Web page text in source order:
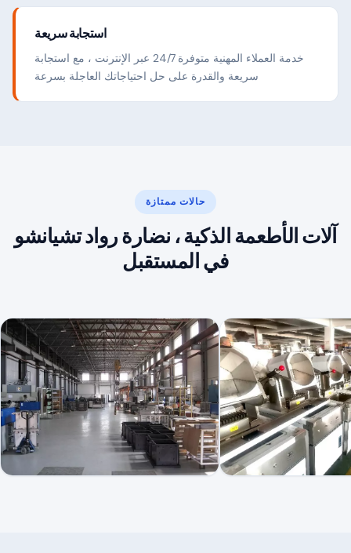
استجابة سريعة
خدمة العملاء المهنية متوفرة 24/7 عبر الإنترنت ، مع استجابة
سريعة والقدرة على حل احتياجاتك العاجلة بسرعة
حالات ممتازة
آلات الأطعمة الذكية ، نضارة رواد تشيانشو
في المستقبل